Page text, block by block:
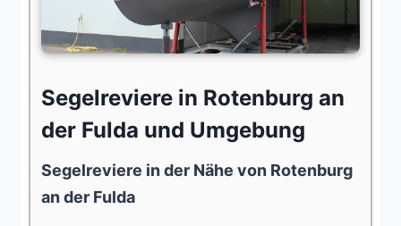
Segelreviere in Rotenburg an
der Fulda und Umgebung
Segelreviere in der Nähe von Rotenburg
an der Fulda